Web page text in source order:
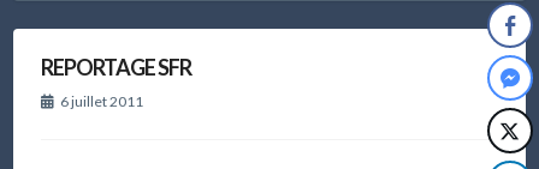
REPORTAGE SFR
6 juillet 2011